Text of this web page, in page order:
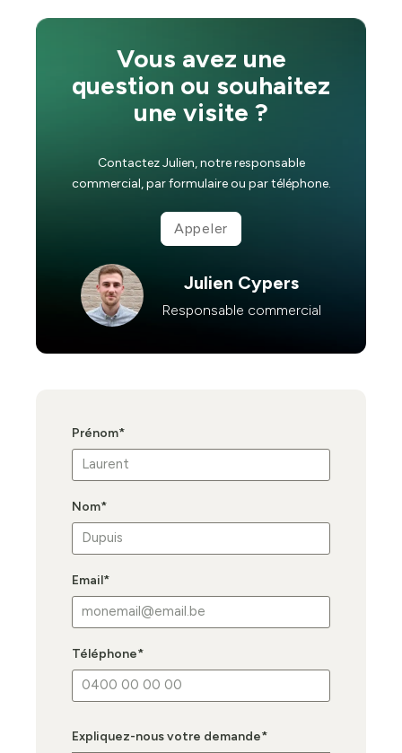
Vous avez une
question ou souhaitez
une visite ?
Contactez Julien, notre responsable
commercial, par formulaire ou par téléphone.
Appeler
Julien Cypers
Responsable commercial
Prénom*
Nom*
Email*
Téléphone*
Expliquez-nous votre demande*